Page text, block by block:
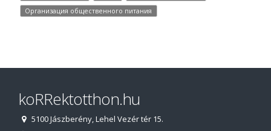
Организация общественного питания
koRRektotthon.hu
5100 Jászberény, Lehel Vezér tér 15.